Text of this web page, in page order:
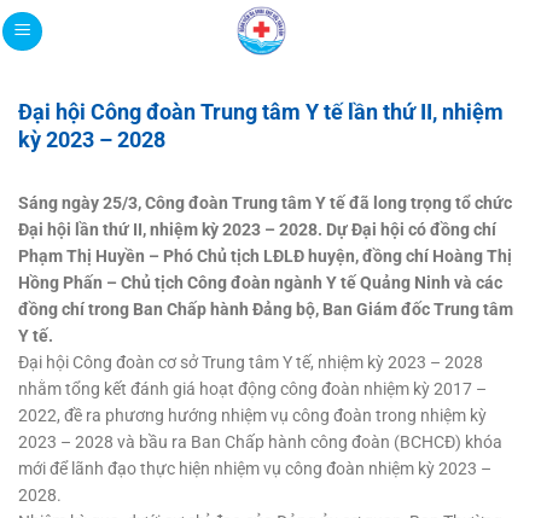
Bỏ
qua
dung
Đại hội Công đoàn Trung tâm Y tế lần thứ II, nhiệm
kỳ 2023 – 2028
Sáng ngày 25/3, Công đoàn Trung tâm Y tế đã long trọng tổ chức
Đại hội lần thứ II, nhiệm kỳ 2023 – 2028. Dự Đại hội có đồng chí
Phạm Thị Huyền – Phó Chủ tịch LĐLĐ huyện, đồng chí Hoàng Thị
Hồng Phấn – Chủ tịch Công đoàn ngành Y tế Quảng Ninh và các
đồng chí trong Ban Chấp hành Đảng bộ, Ban Giám đốc Trung tâm
Y tế.
Đại hội Công đoàn cơ sở Trung tâm Y tế, nhiệm kỳ 2023 – 2028
nhằm tổng kết đánh giá hoạt động công đoàn nhiệm kỳ 2017 –
2022, đề ra phương hướng nhiệm vụ công đoàn trong nhiệm kỳ
2023 – 2028 và bầu ra Ban Chấp hành công đoàn (BCHCĐ) khóa
mới để lãnh đạo thực hiện nhiệm vụ công đoàn nhiệm kỳ 2023 –
2028.